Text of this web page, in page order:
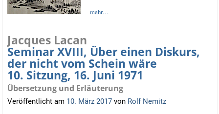
mehr…
Jacques Lacan
Seminar XVIII, Über einen Diskurs,
der nicht vom Schein wäre
10. Sitzung, 16. Juni 1971
Übersetzung und Erläuterung
Veröffentlicht am 10. März 2017 von Rolf Nemitz